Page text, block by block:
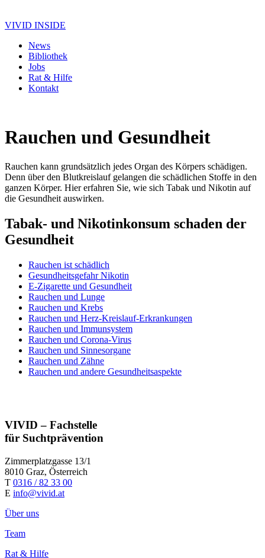
VIVID INSIDE
News
Bibliothek
Jobs
Rat & Hilfe
Kontakt
Rauchen und Gesundheit
Rauchen kann grundsätzlich jedes Organ des Körpers schädigen.
Denn über den Blutkreislauf gelangen die schädlichen Stoffe in den
ganzen Körper. Hier erfahren Sie, wie sich Tabak und Nikotin auf
die Gesundheit auswirken.
Tabak- und Nikotinkonsum schaden der
Gesundheit
Rauchen ist schädlich
Gesundheitsgefahr Nikotin
E-Zigarette und Gesundheit
Rauchen und Lunge
Rauchen und Krebs
Rauchen und Herz-Kreislauf-Erkrankungen
Rauchen und Immunsystem
Rauchen und Corona-Virus
Rauchen und Sinnesorgane
Rauchen und Zähne
Rauchen und andere Gesundheitsaspekte
VIVID – Fachstelle
für Suchtprävention
Zimmerplatzgasse 13/1
8010 Graz, Österreich
T 0316 / 82 33 00
E info@vivid.at
Über uns
Team
Rat & Hilfe